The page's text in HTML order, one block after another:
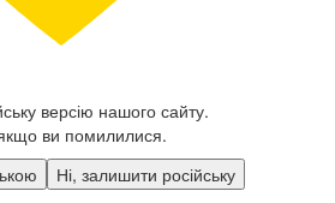
версію нашого сайту.
ви помилилися.
Ні, залишити російську